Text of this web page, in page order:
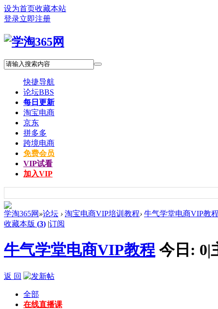
设为首页收藏本站
登录立即注册
快捷导航
论坛BBS
每日更新
淘宝电商
京东
拼多多
跨境电商
免费会员
VIP试看
加入VIP
学淘365网 »论坛 › 淘宝电商VIP培训教程› 牛气学堂电商VIP教
收藏本版 (3) |订阅
牛气学堂电商VIP教程 今日: 0|
返 回
全部
在线直播课